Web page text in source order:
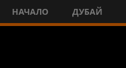
НАЧАЛО ДУБАЙ